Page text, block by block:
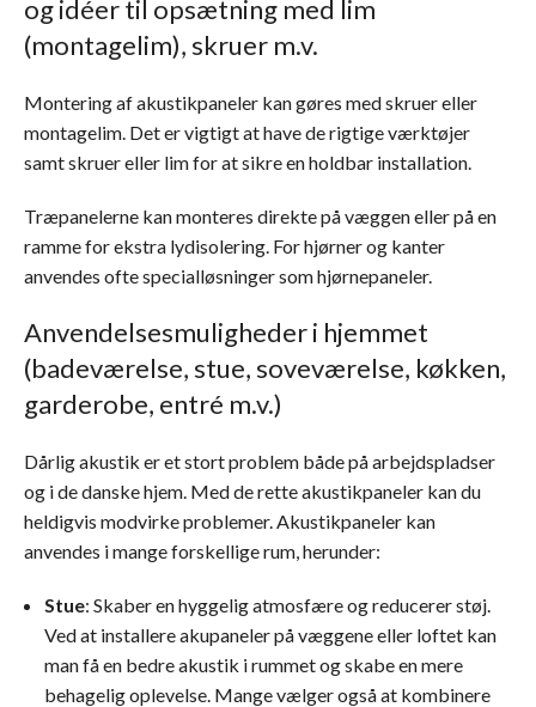
og idéer til opsætning med lim
(montagelim), skruer m.v.
Montering af akustikpaneler kan gøres med skruer eller
montagelim. Det er vigtigt at have de rigtige værktøjer
samt skruer eller lim for at sikre en holdbar installation.
Træpanelerne kan monteres direkte på væggen eller på en
ramme for ekstra lydisolering. For hjørner og kanter
anvendes ofte specialløsninger som hjørnepaneler.
Anvendelsesmuligheder i hjemmet
(badeværelse, stue, soveværelse, køkken,
garderobe, entré m.v.)
Dårlig akustik er et stort problem både på arbejdspladser
og i de danske hjem. Med de rette akustikpaneler kan du
heldigvis modvirke problemer. Akustikpaneler kan
anvendes i mange forskellige rum, herunder:
Stue: Skaber en hyggelig atmosfære og reducerer støj.
Ved at installere akupaneler på væggene eller loftet kan
man få en bedre akustik i rummet og skabe en mere
behagelig oplevelse. Mange vælger også at kombinere